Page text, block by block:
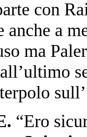
con
a
ma
“Ero